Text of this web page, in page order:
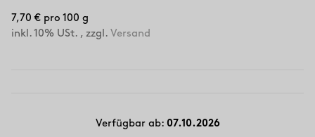
7,70 € pro 100 g
inkl. 10% USt. , zzgl. Versand
Verfügbar ab: 07.10.2026